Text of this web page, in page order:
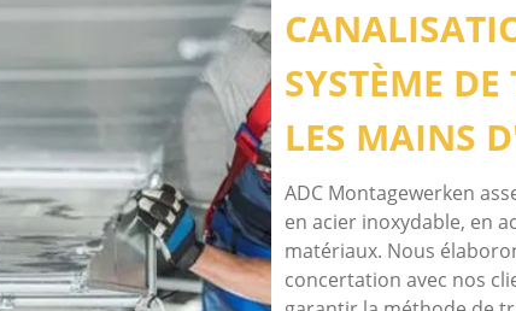
SYSTÈME
LES MAINS
ADC Montagewerken
en acier inoxydable, en
matériaux. Nous
concertation avec nos